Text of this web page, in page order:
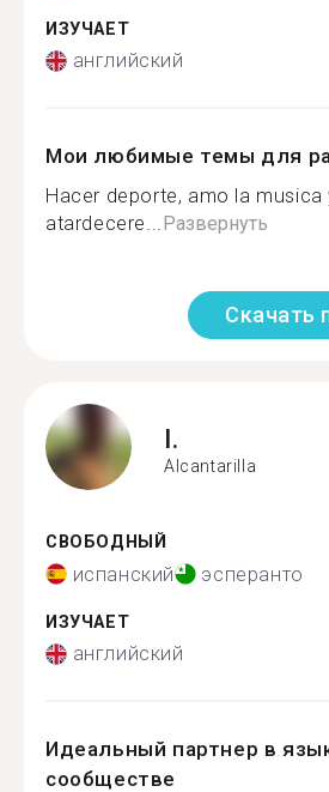
ИЗУЧАЕТ
английский
Мои любимые темы для
Hacer deporte, amo la
atardecere...Развернуть
Скачать
I.
Alcantarilla
СВОБОДНЫЙ
испанский эсперанто
ИЗУЧАЕТ
английский
Идеальный партнер в
сообществе